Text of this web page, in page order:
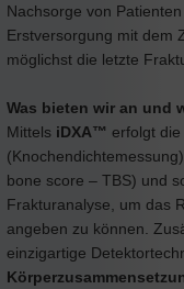
Nachsorge von
Erstversorgung mit dem
möglichst die letzte
Was bieten wir an und
Mittels iDXA™ erfolgt die
bone score – TBS) und
Frakturanalyse, um das
angeben zu können.
einzigartige